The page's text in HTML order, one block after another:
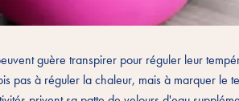
guère transpirer pour réguler leur
pas à réguler la chaleur, mais à marquer le